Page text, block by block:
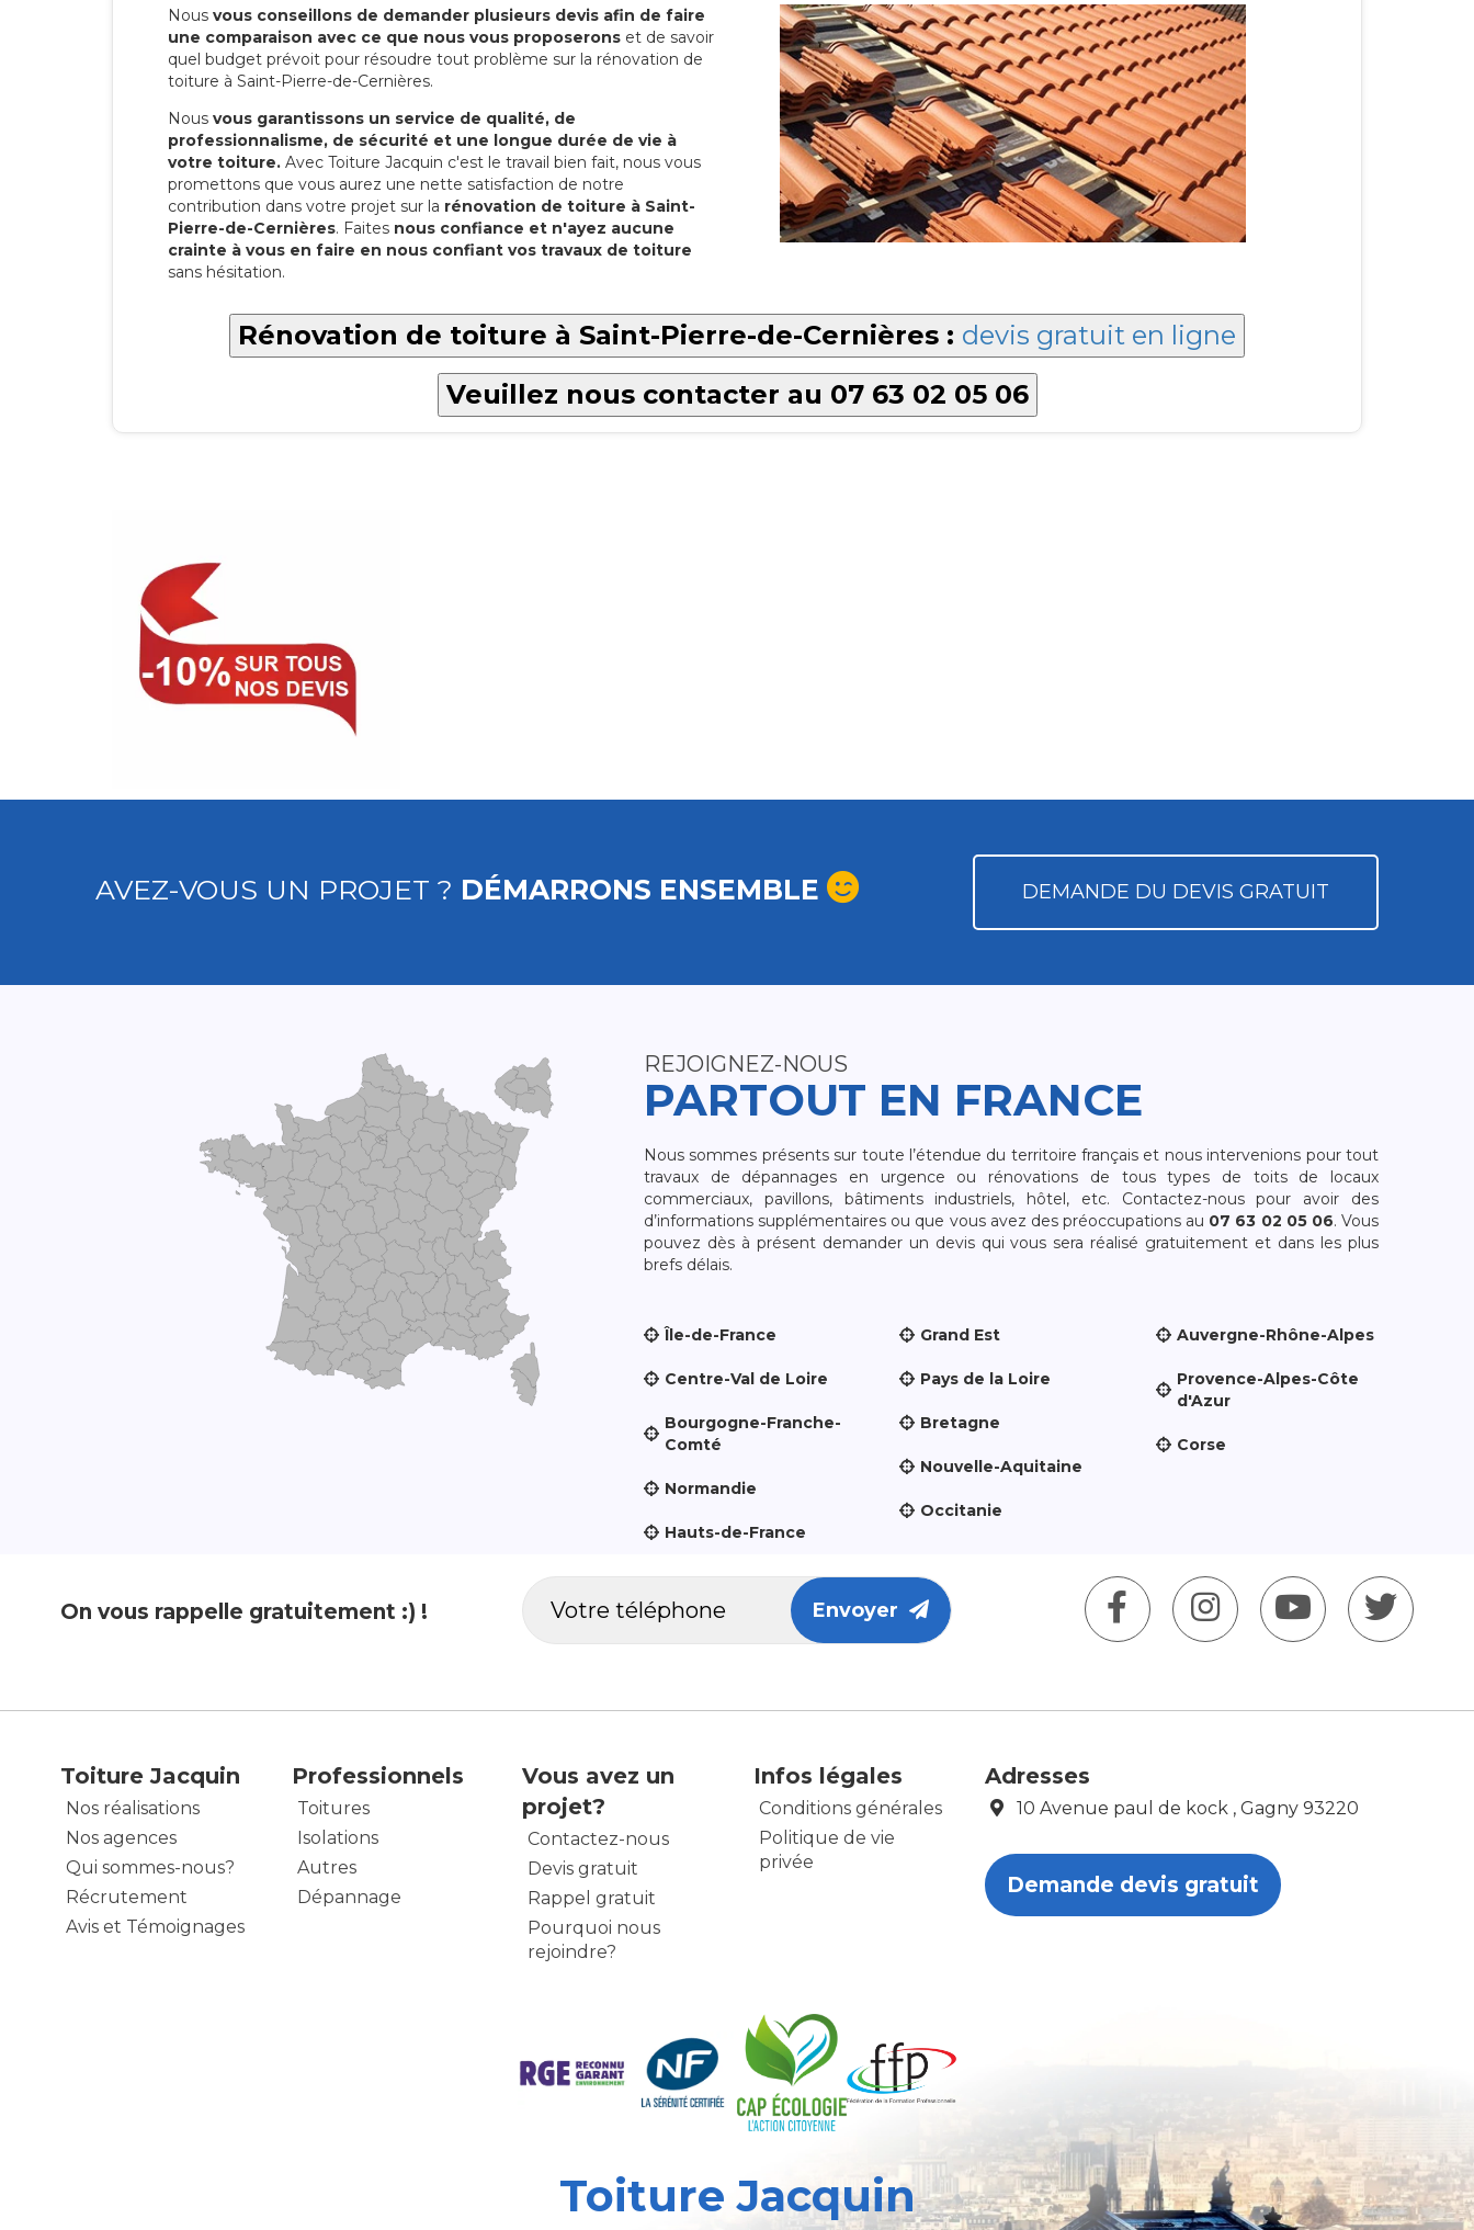
Nous vous conseillons de demander plusieurs devis afin de faire
une comparaison avec ce que nous vous proposerons et de savoir
quel budget prévoit pour résoudre tout problème sur la rénovation de
toiture à Saint-Pierre-de-Cernières.
Nous vous garantissons un service de qualité, de
professionnalisme, de sécurité et une longue durée de vie à
votre toiture. Avec Toiture Jacquin c'est le travail bien fait, nous vous
promettons que vous aurez une nette satisfaction de notre
contribution dans votre projet sur la rénovation de toiture à Saint-
Pierre-de-Cernières. Faites nous confiance et n'ayez aucune
crainte à vous en faire en nous confiant vos travaux de toiture
sans hésitation.
Rénovation de toiture à Saint-Pierre-de-Cernières : devis gratuit en ligne
Veuillez nous contacter au 07 63 02 05 06
AVEZ-VOUS UN PROJET ? DÉMARRONS ENSEMBLE DEMANDE DU DEVIS GRATUIT
REJOIGNEZ-NOUS
PARTOUT EN FRANCE
Nous sommes présents sur toute l’étendue du territoire français et nous intervenions pour tout
travaux de dépannages en urgence ou rénovations de tous types de toits de locaux
commerciaux, pavillons, bâtiments industriels, hôtel, etc. Contactez-nous pour avoir des
d’informations supplémentaires ou que vous avez des préoccupations au 07 63 02 05 06. Vous
pouvez dès à présent demander un devis qui vous sera réalisé gratuitement et dans les plus
brefs délais.
Île-de-France
Centre-Val de Loire
Bourgogne-Franche-
Comté
Normandie
Hauts-de-France
Grand Est
Pays de la Loire
Bretagne
Nouvelle-Aquitaine
Occitanie
Auvergne-Rhône-Alpes
Provence-Alpes-Côte
d'Azur
Corse
On vous rappelle gratuitement :) ! Envoyer
Toiture Jacquin
Nos réalisations
Nos agences
Qui sommes-nous?
Récrutement
Avis et Témoignages
Professionnels
Toitures
Isolations
Autres
Dépannage
Vous avez un
projet?
Contactez-nous
Devis gratuit
Rappel gratuit
Pourquoi nous
rejoindre?
Infos légales
Conditions générales
Politique de vie
privée
Adresses
10 Avenue paul de kock , Gagny 93220
Demande devis gratuit
Toiture Jacquin